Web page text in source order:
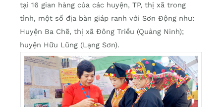
tại 16 gian hàng của các huyện, TP, thị xã trong
tỉnh, một số địa bàn giáp ranh với Sơn Động như:
Huyện Ba Chẽ, thị xã Đông Triều (Quảng Ninh);
huyện Hữu Lũng (Lạng Sơn).